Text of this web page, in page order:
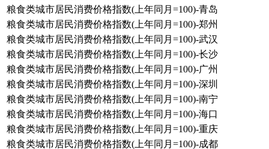
粮食类城市居民消费价格指数(上年同月=100)-青岛
粮食类城市居民消费价格指数(上年同月=100)-郑州
粮食类城市居民消费价格指数(上年同月=100)-武汉
粮食类城市居民消费价格指数(上年同月=100)-长沙
粮食类城市居民消费价格指数(上年同月=100)-广州
粮食类城市居民消费价格指数(上年同月=100)-深圳
粮食类城市居民消费价格指数(上年同月=100)-南宁
粮食类城市居民消费价格指数(上年同月=100)-海口
粮食类城市居民消费价格指数(上年同月=100)-重庆
粮食类城市居民消费价格指数(上年同月=100)-成都